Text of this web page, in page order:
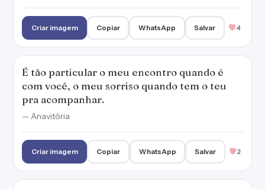
Criar imagem Copiar WhatsApp Salvar 4
É tão particular o meu encontro quando é
com você, o meu sorriso quando tem o teu
pra acompanhar.
— Anavitória
Criar imagem Copiar WhatsApp Salvar 2